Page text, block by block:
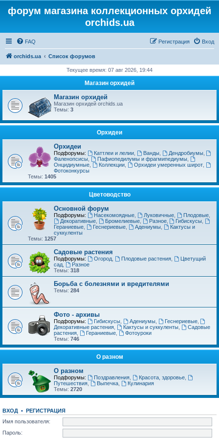
форум магазина коллекционных орхидей
orchids.ua
FAQ Вход
Регистрация
orchids.ua Список форумов
Текущее время: 07 авг 2026, 19:44
Магазин орхидей
Магазин орхидей
Магазин орхидей orchids.ua
Темы: 3
Орхидеи
Орхидеи
Подфорумы: Каттлеи и лелии, Ванды, Дендробиумы,
Фаленопсисы
Пафиопедилумы и фрагмипедиумы,
Онцидиумные
Коллекции, Орхидеи умеренных широт,
Фотоконкурсы
Темы: 1405
Цветоводство
Основной форум
Подфорумы: Насекомоядные, Луковичные, Плодовые,
Декоративные, Бромелиевые, Разное, Гибискусы
Гераниевые
Геснериевые, Адениумы,
Кактусы и
суккуленты
Темы: 1257
Садовые растения
Подфорумы: Огород, Плодовые растения,
Цветущий
сад
Разное
Темы: 318
Борьба с болезнями и вредителями
Темы: 284
Фото - архивы
Подфорумы: Гибискусы, Адениумы, Геснериевые,
Декоративные растения
Кактусы и суккуленты,
Садовые
растения
Гераниевые,
Фотоуроки
Темы: 746
О разном
О разном
Подфорумы: Поздравления, Красота, здоровье,
Путешествия
Выпечка,
Кулинария
Темы: 2720
ВХОД • РЕГИСТРАЦИЯ
Имя пользователя:
Пароль: